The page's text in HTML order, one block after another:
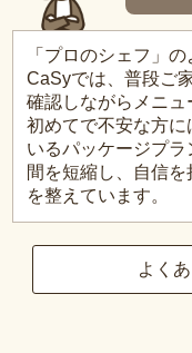
「プロのシェフ」
CaSyでは、普段ご
確認しながらメニュ
初めてで不安な方
いるパッケージプ
間を短縮し、自信
を整えています。
よく